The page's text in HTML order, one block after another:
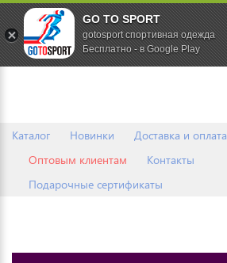
Каталог Новинки Доставка и оплата
Оптовым клиентам
Контакты
Подарочные сертификаты
GO TO SPORT
gotosport спортивная одежда
Бесплатно - в Google Play